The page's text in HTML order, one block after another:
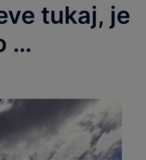
tukaj, je
…